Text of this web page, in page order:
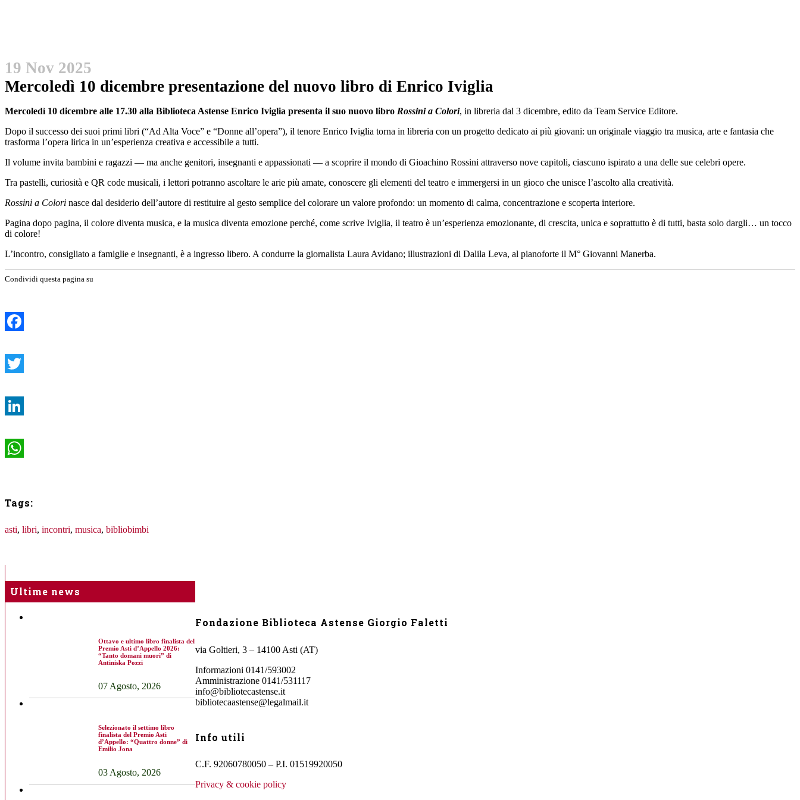
19 Nov 2025
Mercoledì 10 dicembre presentazione del nuovo libro di Enrico Iviglia
Mercoledì 10 dicembre alle 17.30 alla Biblioteca Astense Enrico Iviglia presenta il suo nuovo libro Rossini a Colori, in libreria dal 3 dicembre, edito da Team Service Editore.
Dopo il successo dei suoi primi libri (“Ad Alta Voce” e “Donne all’opera”), il tenore Enrico Iviglia torna in libreria con un progetto dedicato ai più giovani: un originale viaggio tra musica, arte e fantasia che
trasforma l’opera lirica in un’esperienza creativa e accessibile a tutti.
Il volume invita bambini e ragazzi — ma anche genitori, insegnanti e appassionati — a scoprire il mondo di Gioachino Rossini attraverso nove capitoli, ciascuno ispirato a una delle sue celebri opere.
Tra pastelli, curiosità e QR code musicali, i lettori potranno ascoltare le arie più amate, conoscere gli elementi del teatro e immergersi in un gioco che unisce l’ascolto alla creatività.
Rossini a Colori nasce dal desiderio dell’autore di restituire al gesto semplice del colorare un valore profondo: un momento di calma, concentrazione e scoperta interiore.
Pagina dopo pagina, il colore diventa musica, e la musica diventa emozione perché, come scrive Iviglia, il teatro è un’esperienza emozionante, di crescita, unica e soprattutto è di tutti, basta solo dargli… un tocco
di colore!
L’incontro, consigliato a famiglie e insegnanti, è a ingresso libero. A condurre la giornalista Laura Avidano; illustrazioni di Dalila Leva, al pianoforte il M° Giovanni Manerba.
Condividi questa pagina su
Tags:
asti, libri, incontri, musica, bibliobimbi
Ultime news
Ottavo e ultimo libro finalista del
Premio Asti d’Appello 2026:
“Tanto domani muori” di
Antiniska Pozzi
07 Agosto, 2026
Selezionato il settimo libro
finalista del Premio Asti
d’Appello: “Quattro donne” di
Emilio Jona
03 Agosto, 2026
Fondazione Biblioteca Astense Giorgio Faletti
via Goltieri, 3 – 14100 Asti (AT)
Informazioni 0141/593002
Amministrazione 0141/531117
info@bibliotecastense.it
bibliotecaastense@legalmail.it
Info utili
C.F. 92060780050 – P.I. 01519920050
Privacy & cookie policy